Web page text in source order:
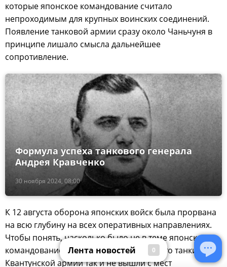
которые японское командование считало
непроходимым для крупных воинских соединений.
Появление танковой армии сразу около Чаньчуня в
принципе лишало смысла дальнейшее
сопротивление.
30 ноября 2024, 08:00
Формула успеха танкового генерала
Андрея Кравченко
К 12 августа оборона японских войск была прорвана
на всю глубину на всех оперативных направлениях.
Чтобы понять, насколько было не в теме японское
командование достаточно упомянуть, что танки
Квантунской армии так и не вышли с мест
Лента новостей 0
Лента новостей